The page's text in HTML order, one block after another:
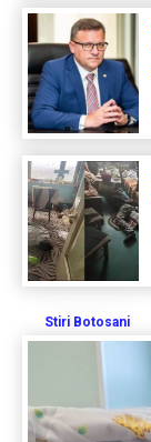
Stiri Botosani